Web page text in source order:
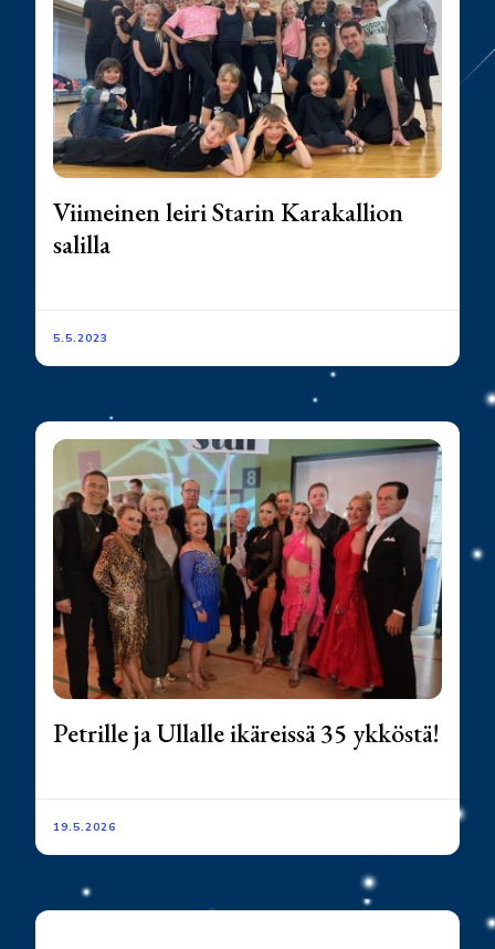
Viimeinen leiri Starin Karakallion
salilla
5.5.2023
Petrille ja Ullalle ikäreissä 35 ykköstä!
19.5.2026